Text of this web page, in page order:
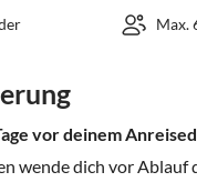
Max.
vor deinem
wende dich vor